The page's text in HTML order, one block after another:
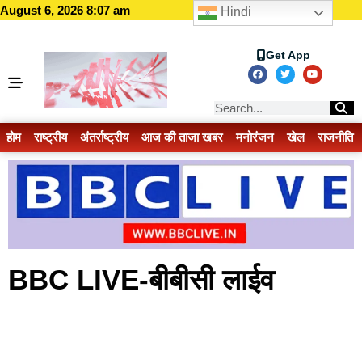
August 6, 2026 8:07 am
Get App
होम राष्ट्रीय अंतर्राष्ट्रीय आज की ताजा खबर मनोरंजन खेल राजनीति
BBC LIVE-बीबीसी लाईव
Hindi